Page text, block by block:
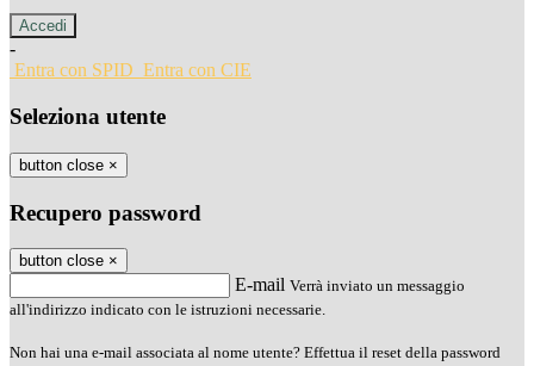
-
Entra con SPID Entra con CIE
Seleziona utente
button close ×
Recupero password
button close ×
E-mail Verrà inviato un messaggio
all'indirizzo indicato con le istruzioni necessarie.
Non hai una e-mail associata al nome utente? Effettua il reset della password